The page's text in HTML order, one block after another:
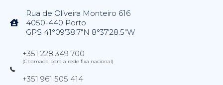
Rua de Oliveira Monteiro 616
4050-440 Porto
GPS 41°09'38.7"N 8°37'28.5"W
+351 228 349 700
(Chamada para a rede fixa nacional)
+351 961 505 414